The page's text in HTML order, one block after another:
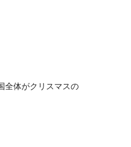
全体がクリスマスの